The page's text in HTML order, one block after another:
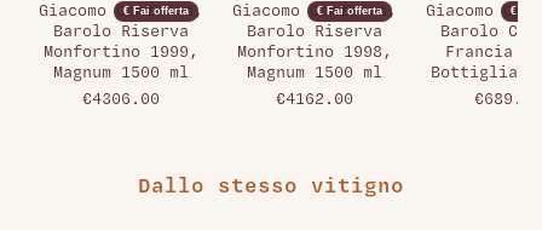
€ Fai offerta
Giacomo Conterno,
Barolo Riserva
Monfortino 1999,
Magnum 1500 ml
€4306.00
€ Fai offerta
Giacomo Conterno,
Barolo Riserva
Monfortino 1998,
Magnum 1500 ml
€4162.00
€ Fai
Giacomo
Barolo
Francia
Bottiglia
€689.00
Dallo stesso vitigno